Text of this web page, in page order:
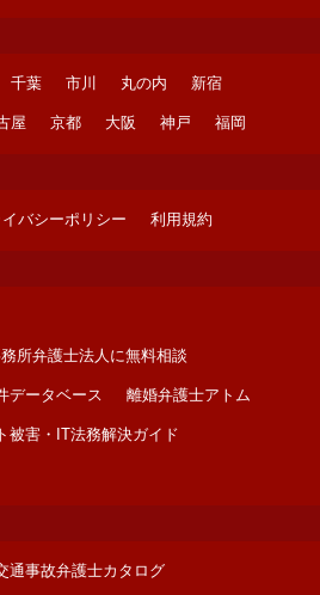
千葉 市川 丸の内 新宿
屋 京都 大阪 神戸 福岡
バシーポリシー 利用規約
所弁護士法人に無料相談
データベース 離婚弁護士アトム
被害・IT法務解決ガイド
通事故弁護士カタログ